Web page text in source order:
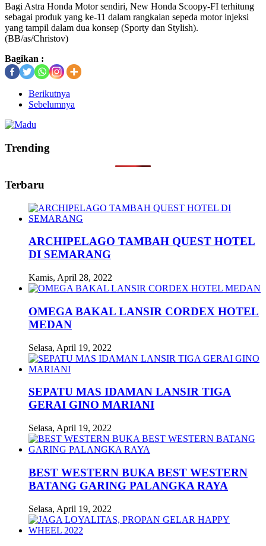
Bagi Astra Honda Motor sendiri, New Honda Scoopy-FI terhitung
sebagai produk yang ke-11 dalam rangkaian sepeda motor injeksi
yang tampil dalam dua konsep (Sporty dan Stylish).
(BB/as/Christov)
Bagikan :
Berikutnya
Sebelumnya
Trending
Terbaru
ARCHIPELAGO TAMBAH QUEST HOTEL
DI SEMARANG
Kamis, April 28, 2022
OMEGA BAKAL LANSIR CORDEX HOTEL
MEDAN
Selasa, April 19, 2022
SEPATU MAS IDAMAN LANSIR TIGA
GERAI GINO MARIANI
Selasa, April 19, 2022
BEST WESTERN BUKA BEST WESTERN
BATANG GARING PALANGKA RAYA
Selasa, April 19, 2022